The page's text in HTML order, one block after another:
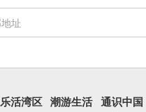
乐活湾区 潮游生活 通识中国